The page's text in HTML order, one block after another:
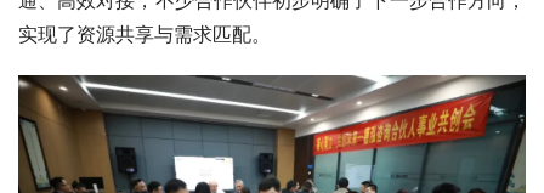
实现了资源共享与需求匹配。